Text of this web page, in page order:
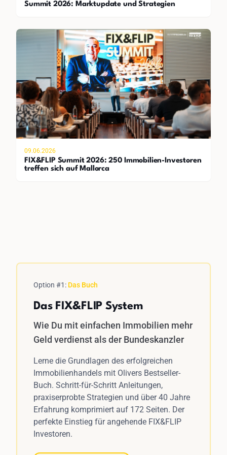
Summit 2026: Marktupdate und Strategien
09.06.2026
FIX&FLIP Summit 2026: 250 Immobilien-Investoren
treffen sich auf Mallorca
Option #1: Das Buch
Das FIX&FLIP System
Wie Du mit einfachen Immobilien mehr
Geld verdienst als der Bundeskanzler
Lerne die Grundlagen des erfolgreichen
Immobilienhandels mit Olivers Bestseller-
Buch. Schritt-für-Schritt Anleitungen,
praxiserprobte Strategien und über 40 Jahre
Erfahrung komprimiert auf 172 Seiten. Der
perfekte Einstieg für angehende FIX&FLIP
Investoren.